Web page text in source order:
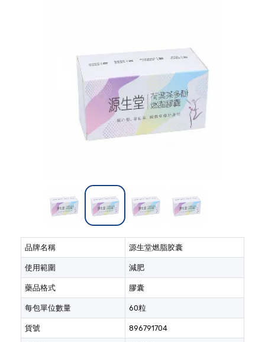
品牌名稱 源生堂燃脂胶囊
使用範圍 減肥
藥品格式 膠囊
每包單位數量 60粒
貨號 896791704